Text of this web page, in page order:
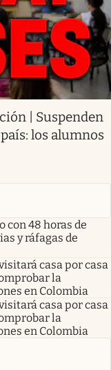
| Suspenden
los alumnos
con 48 horas de
y ráfagas de
casa por casa
la
en Colombia
casa por casa
la
en Colombia